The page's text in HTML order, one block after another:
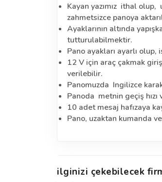
Kayan yazımız ithal
zahmetsizce panoya
Ayaklarının altında
tutturulabilmektir.
Pano ayakları ayarlı
12 V için araç çakmak
verilebilir.
Panomuzda Ingilizce
Panoda metnin geçiş
10 adet mesaj hafızaya
Pano, uzaktan kumanda
ilginizi çekebilecek